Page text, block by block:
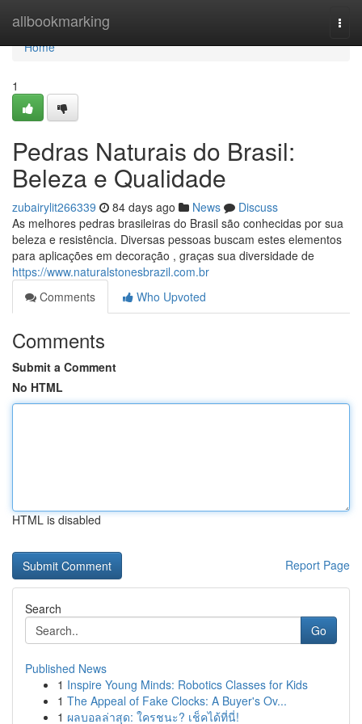
allbookmarking
Home
Home
1
Pedras Naturais do Brasil:
Beleza e Qualidade
zubairylit266339 84 days ago News
Discuss
As melhores pedras brasileiras do Brasil são conhecidas por sua
beleza e resistência. Diversas pessoas buscam estes elementos
para aplicações em decoração , graças sua diversidade de
https://www.naturalstonesbrazil.com.br
Comments
Who Upvoted
Comments
Submit a Comment
No HTML
HTML is disabled
Report Page
Search
Go
Published News
1 Inspire Young Minds: Robotics Classes for Kids
1 The Appeal of Fake Clocks: A Buyer's Ov...
1 ผลบอลล่าสุด: ใครชนะ? เช็คได้ที่นี่!